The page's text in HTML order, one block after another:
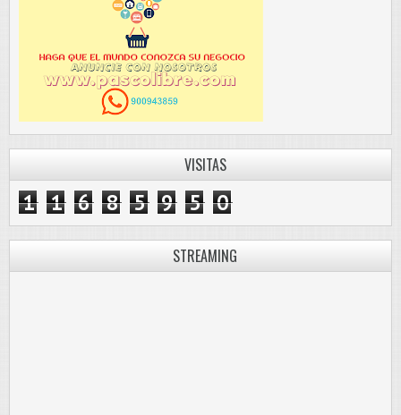
VISITAS
1 1 6 8 5 9 5 0
STREAMING